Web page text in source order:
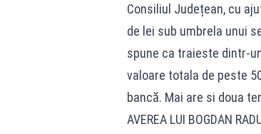
Consiliul Județean, cu
de lei sub umbrela unui
spune ca traieste dintr-
valoare totala de peste
bancă. Mai are si doua
AVEREA LUI BOGDAN